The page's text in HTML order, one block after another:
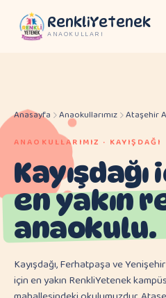
RenkliYetenek
ANAOKULLARI
Anasayfa Anaokullarımız Ataşehir
ANAOKULLARIMIZ · KAYIŞDAĞI
Kayışdağı
en yakın
anaokulu.
Kayışdağı, Ferhatpaşa ve
için en yakın RenkliYetenek